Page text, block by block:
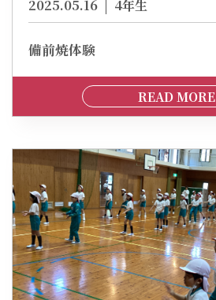
2025.05.16 4年生
備前焼体験
READ MORE